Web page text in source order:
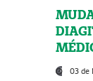
03 de